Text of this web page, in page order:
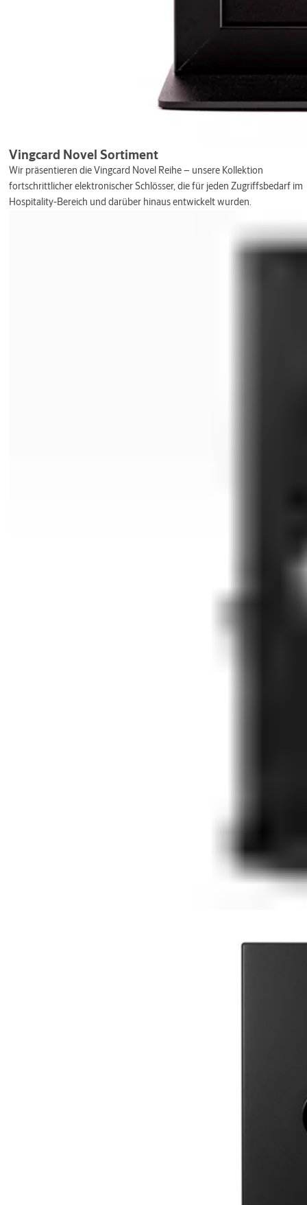
Vingcard Novel Sortiment
Wir präsentieren die Vingcard Novel Reihe – unsere Kollektion
fortschrittlicher elektronischer Schlösser, die für jeden Zugriffsbedarf im
Hospitality-Bereich und darüber hinaus entwickelt wurden.